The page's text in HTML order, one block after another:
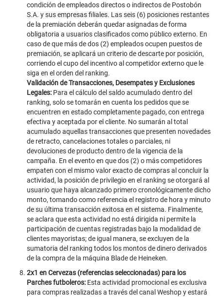
condición de empleados directos o indirectos de Postobón
S.A. y sus empresas filiales. Las seis (6) posiciones restantes
de la premiación deberán quedar asignadas de forma
obligatoria a usuarios clasificados como público externo. En
caso de que más de dos (2) empleados ocupen puestos de
premiación, se aplicará un criterio de descarte por posición,
corriendo el cupo del incentivo al competidor externo que le
siga en el orden del ranking.
Validación de Transacciones, Desempates y Exclusiones
Legales: Para el cálculo del saldo acumulado dentro del
ranking, solo se tomarán en cuenta los pedidos que se
encuentren en estado completamente pagado, con entrega
efectiva y aceptada por el cliente. No sumarán al total
acumulado aquellas transacciones que presenten novedades
de retracto, cancelaciones totales o parciales, ni
devoluciones de producto dentro de la vigencia de la
campaña. En el evento en que dos (2) o más competidores
empaten con el mismo valor exacto de compras al concluir la
actividad, la posición de privilegio en el ranking se otorgará al
usuario que haya alcanzado primero cronológicamente dicho
monto, tomando como referencia el registro de hora y minuto
de su última transacción exitosa en el sistema. Finalmente,
se aclara que esta actividad no está dirigida ni permite la
participación de cuentas registradas bajo la modalidad de
clientes mayoristas; de igual manera, se excluyen de la
sumatoria del ranking todos los montos de dinero derivados
de la compra de la máquina Blade de Heineken.
2x1 en Cervezas (referencias seleccionadas) para los
Parches futboleros: Esta actividad promocional es exclusiva
para compras realizadas a través del canal Weshop y estará